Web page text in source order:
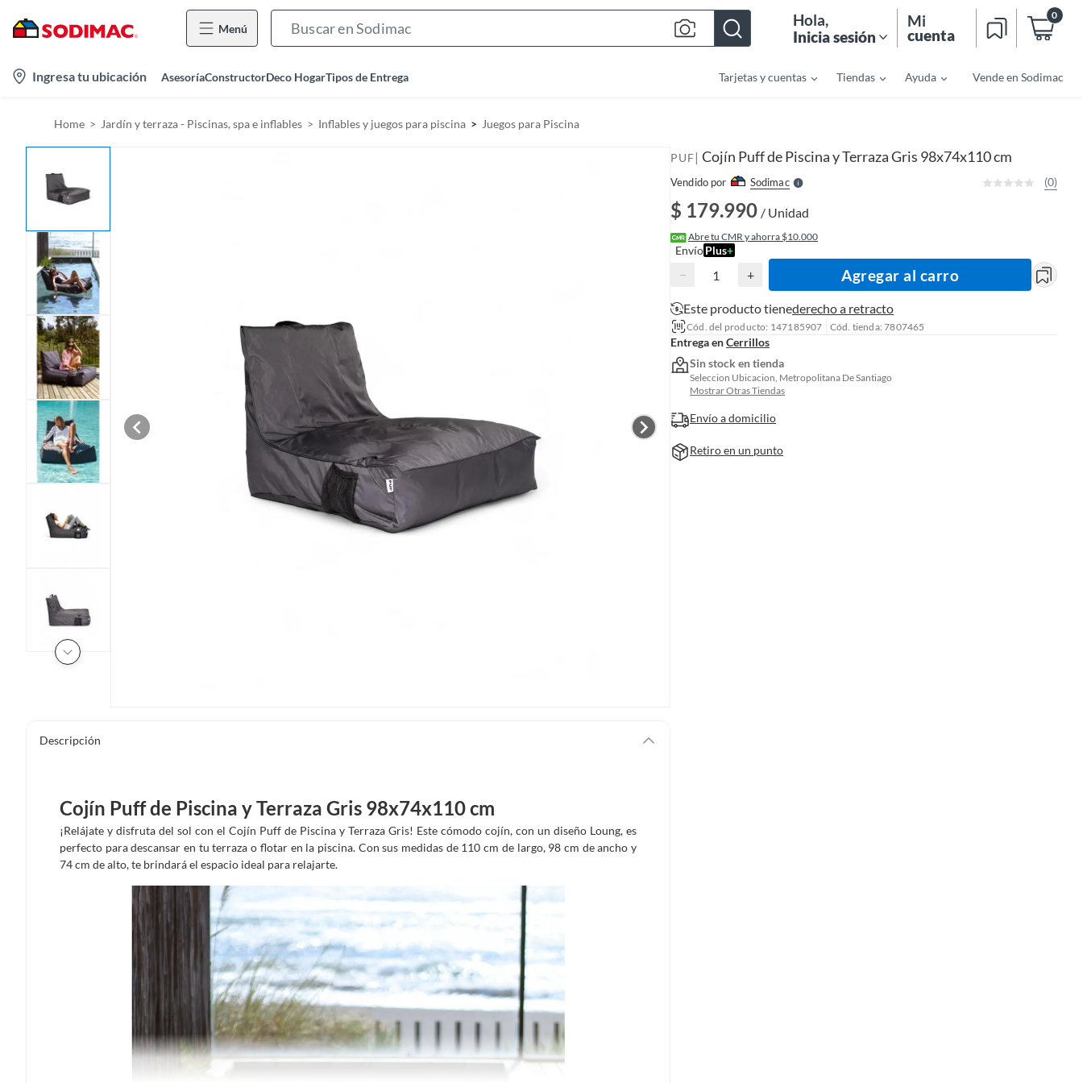
Menú
h
Hola,
Inicia sesión
Mi
cuenta
0
Ingresa tu ubicación AsesoríaConstructorDeco HogarTipos de Entrega Tarjetas y cuentas Tiendas Ayuda Vende en Sodimac
Home Jardín y terraza - Piscinas, spa e inflables Inflables y juegos para piscina Juegos para Piscina
Descripción
Cojín Puff de Piscina y Terraza Gris 98x74x110 cm
¡Relájate y disfruta del sol con el Cojín Puff de Piscina y Terraza Gris! Este cómodo cojín, con un diseño Loung, es
perfecto para descansar en tu terraza o flotar en la piscina. Con sus medidas de 110 cm de largo, 98 cm de ancho y
74 cm de alto, te brindará el espacio ideal para relajarte.
PUF| Cojín Puff de Piscina y Terraza Gris 98x74x110 cm
Vendido por SodimacS
l
(0)
$ 179.990 / Unidad
Abre tu CMR y ahorra $10.000
EnvíoPlus+
− + Agregar al carro
Este producto tienederecho a retracto
Cód. del producto: 147185907 Cód. tienda: 7807465
Entrega enCerrillos
Sin stock en tienda
Seleccion Ubicacion, Metropolitana De Santiago
Mostrar Otras Tiendas
Envío a domicilio
Retiro en un punto